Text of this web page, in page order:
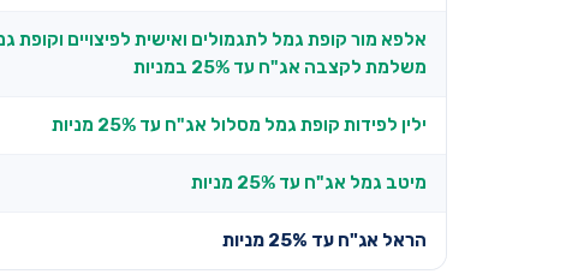
אלפא מור קופת גמל לתגמולים ואישית לפיצויים וקופת
משלמת לקצבה אג"ח עד 25% במניות
ילין לפידות קופת גמל מסלול אג"ח עד 25% מניות
מיטב גמל אג"ח עד 25% מניות
הראל אג"ח עד 25% מניות